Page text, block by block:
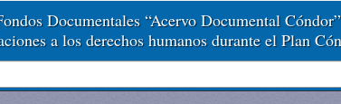
Documentales “Acervo Documental Cóndor”
a los derechos humanos durante el Plan